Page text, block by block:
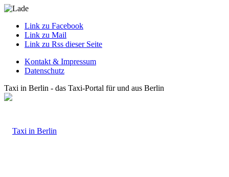
Link zu Facebook
Link zu Mail
Link zu Rss dieser Seite
Kontakt & Impressum
Datenschutz
Taxi in Berlin - das Taxi-Portal für und aus Berlin